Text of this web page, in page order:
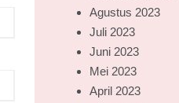
Agustus 2023
Juli 2023
Juni 2023
Mei 2023
April 2023